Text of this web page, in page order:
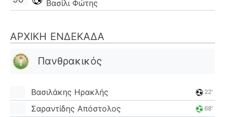
Βασίλι Φώτης
ΑΡΧΙΚΉ ΕΝΔΕΚΆΔΑ
Πανθρακικός
Βασιλάκης Ηρακλής 22'
Σαραντίδης Απόστολος 68'